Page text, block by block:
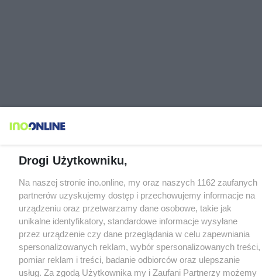
Drogi Użytkowniku,
Na naszej stronie ino.online, my oraz naszych 1162 zaufanych
partnerów uzyskujemy dostęp i przechowujemy informacje na
urządzeniu oraz przetwarzamy dane osobowe, takie jak
unikalne identyfikatory, standardowe informacje wysyłane
przez urządzenie czy dane przeglądania w celu zapewniania
spersonalizowanych reklam, wybór spersonalizowanych treści,
pomiar reklam i treści, badanie odbiorców oraz ulepszanie
usług. Za zgodą Użytkownika my i Zaufani Partnerzy możemy